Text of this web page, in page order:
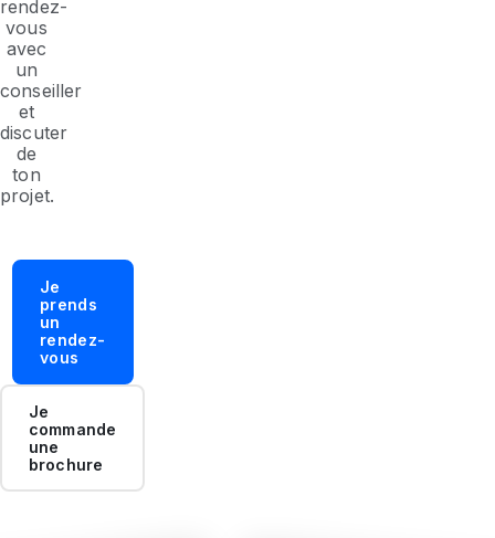
rendez-
vous
avec
un
conseiller
et
discuter
de
ton
projet.
Je
prends
un
rendez-
vous
Je
commande
une
brochure